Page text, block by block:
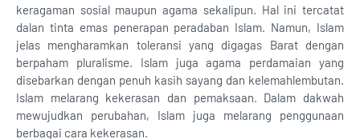
keragaman sosial maupun agama sekalipun. Hal ini tercatat
dalan tinta emas penerapan peradaban Islam. Namun, Islam
jelas mengharamkan toleransi yang digagas Barat dengan
berpaham pluralisme. Islam juga agama perdamaian yang
disebarkan dengan penuh kasih sayang dan kelemahlembutan.
Islam melarang kekerasan dan pemaksaan. Dalam dakwah
mewujudkan perubahan, Islam juga melarang penggunaan
berbagai cara kekerasan.